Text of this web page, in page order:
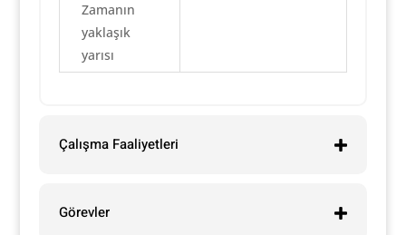
Zamanın
yaklaşık
yarısı
Çalışma Faaliyetleri
Görevler